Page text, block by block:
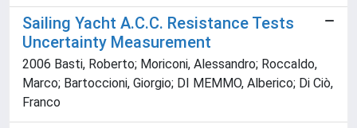
Sailing Yacht A.C.C. Resistance Tests
Uncertainty Measurement
2006 Basti, Roberto; Moriconi, Alessandro; Roccaldo,
Marco; Bartoccioni, Giorgio; DI MEMMO, Alberico; Di Ciò,
Franco